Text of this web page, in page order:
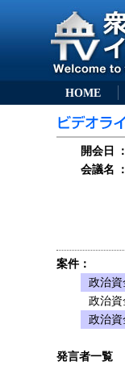
HOME
開会日 ：
会議名
：
案件：
政治
政治
政治
発言者一覧